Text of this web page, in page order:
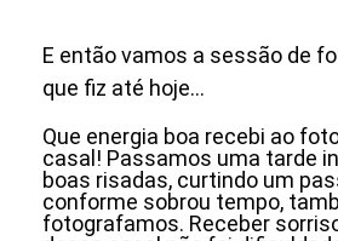
E então vamos a sessão de
que fiz até hoje…
Que energia boa recebi ao
casal! Passamos uma tarde
boas risadas, curtindo um
conforme sobrou tempo,
fotografamos. Receber